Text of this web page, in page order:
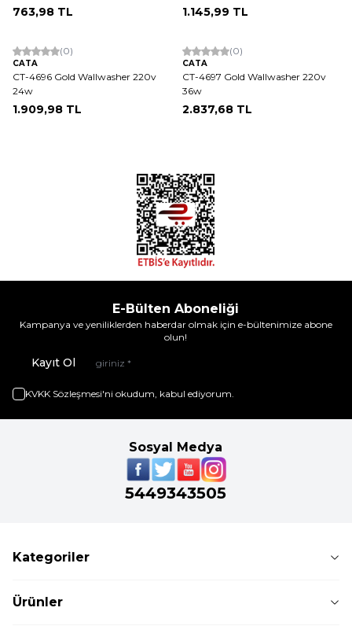
763,98 TL 1.145,99 TL
(0)
CATA
CT-4696 Gold Wallwasher 220v
24w
1.909,98 TL
(0)
CATA
CT-4697 Gold Wallwasher 220v
36w
2.837,68 TL
E-Bülten Aboneliği
Kampanya ve yeniliklerden haberdar olmak için e-bültenimize abone
olun!
Kayıt Ol
KVKK Sözleşmesi'ni okudum, kabul ediyorum.
Sosyal Medya
5449343505
Kategoriler
Ürünler